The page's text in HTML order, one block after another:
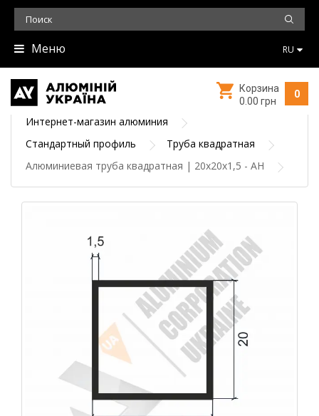
Меню RU
0
Корзина
0.00 грн
Интернет-магазин алюминия
Стандартный профиль
Труба квадратная
Алюминиевая труба квадратная | 20х20х1,5 - АН